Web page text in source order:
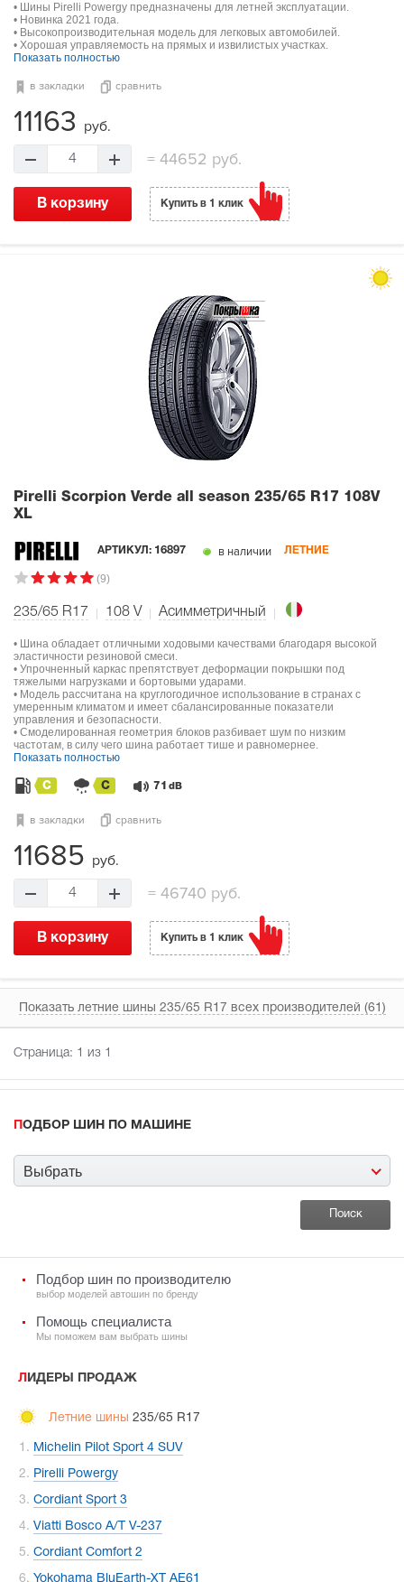
• Шины Pirelli Powergy предназначены для летней эксплуатации.
• Новинка 2021 года.
• Высокопроизводительная модель для легковых автомобилей.
• Хорошая управляемость на прямых и извилистых участках.
Показать полностью
в закладки сравнить
11163 руб.
4 = 44652 руб.
В корзину Купить в 1 клик
Pirelli Scorpion Verde all season 235/65 R17 108V
XL
АРТИКУЛ: 16897 в наличии ЛЕТНИЕ
(9)
235/65 R17 108 V Асимметричный
• Шина обладает отличными ходовыми качествами благодаря высокой
эластичности резиновой смеси.
• Упрочненный каркас препятствует деформации покрышки под
тяжелыми нагрузками и бортовыми ударами.
• Модель рассчитана на круглогодичное использование в странах с
умеренным климатом и имеет сбалансированные показатели
управления и безопасности.
• Смоделированная геометрия блоков разбивает шум по низким
частотам, в силу чего шина работает тише и равномернее.
Показать полностью
C C 71 dB
в закладки сравнить
11685 руб.
4 = 46740 руб.
В корзину Купить в 1 клик
Показать летние шины 235/65 R17 всех производителей (61)
Страница: 1 из 1
ПОДБОР ШИН ПО МАШИНЕ
Выбрать
Подбор шин по производителю
выбор моделей автошин по бренду
Помощь специалиста
Мы поможем вам выбрать шины
ЛИДЕРЫ ПРОДАЖ
Летние шины 235/65 R17
Michelin Pilot Sport 4 SUV
Pirelli Powergy
Cordiant Sport 3
Viatti Bosco A/T V-237
Cordiant Comfort 2
Yokohama BluEarth-XT AE61